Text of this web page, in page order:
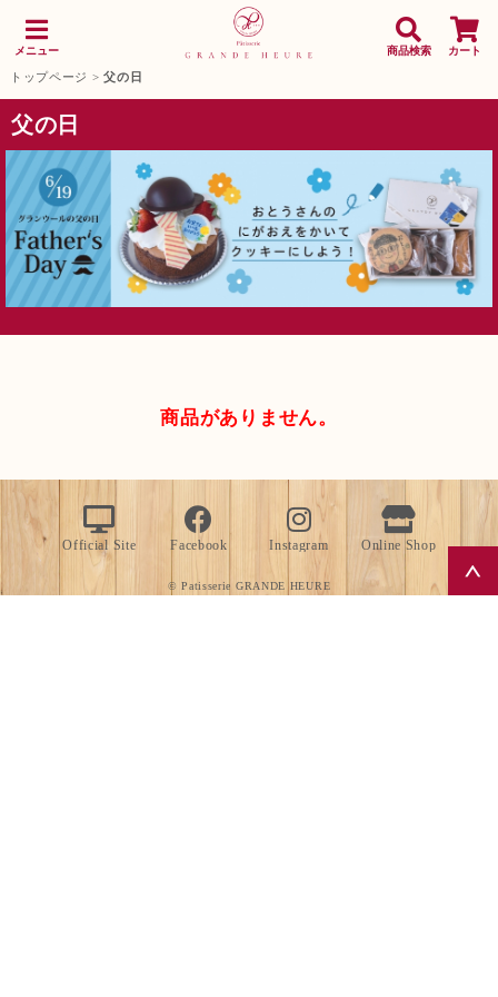
メニュー 商品検索 カート
トップページ >父の日
父の日
商品がありません。
Official Site Facebook Instagram Online Shop
© Patisserie GRANDE HEURE